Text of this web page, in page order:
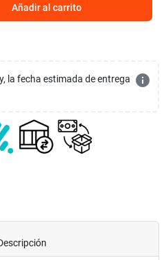
Añadir al carrito
la fecha estimada de entrega info